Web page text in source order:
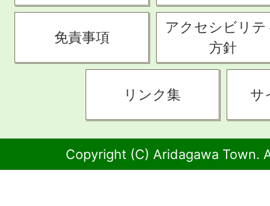
免責事項
アクセシビリテ
方針
リンク集 サ
Copyright (C) Aridagawa Town.